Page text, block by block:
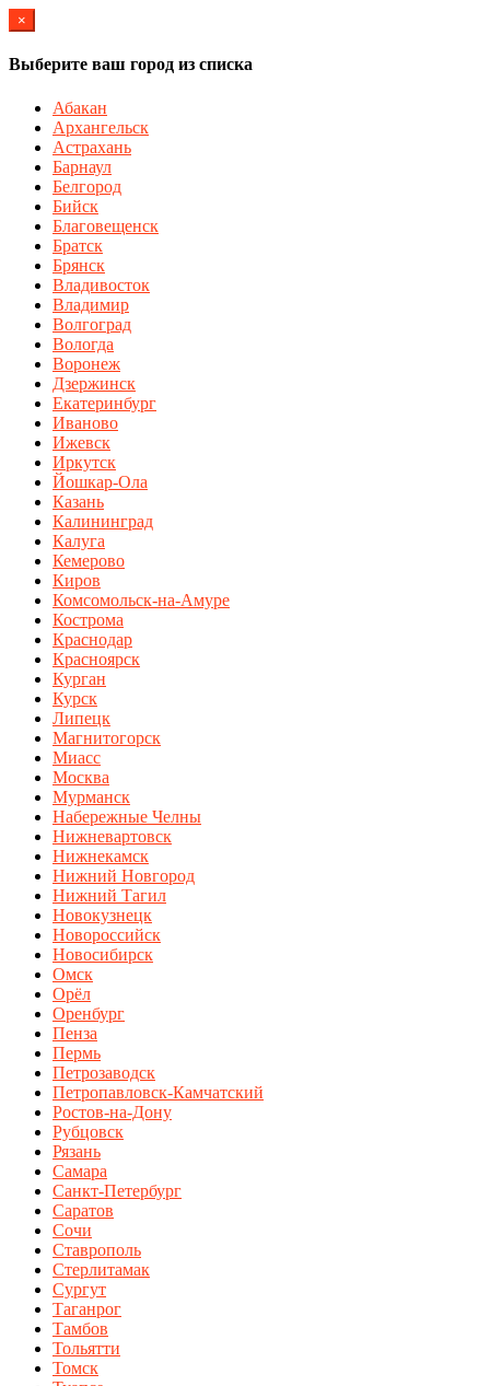
×
Выберите ваш город из списка
Абакан
Архангельск
Астрахань
Барнаул
Белгород
Бийск
Благовещенск
Братск
Брянск
Владивосток
Владимир
Волгоград
Вологда
Воронеж
Дзержинск
Екатеринбург
Иваново
Ижевск
Иркутск
Йошкар-Ола
Казань
Калининград
Калуга
Кемерово
Киров
Комсомольск-на-Амуре
Кострома
Краснодар
Красноярск
Курган
Курск
Липецк
Магнитогорск
Миасс
Москва
Мурманск
Набережные Челны
Нижневартовск
Нижнекамск
Нижний Новгород
Нижний Тагил
Новокузнецк
Новороссийск
Новосибирск
Омск
Орёл
Оренбург
Пенза
Пермь
Петрозаводск
Петропавловск-Камчатский
Ростов-на-Дону
Рубцовск
Рязань
Самара
Санкт-Петербург
Саратов
Сочи
Ставрополь
Стерлитамак
Сургут
Таганрог
Тамбов
Тольятти
Томск